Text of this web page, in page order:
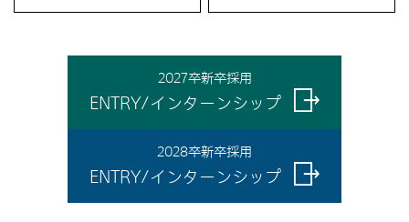
2027卒新卒採用
ENTRY/インターンシップ
2028卒新卒採用
ENTRY/インターンシップ